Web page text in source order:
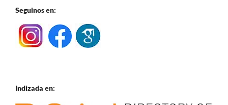
Seguinos en:
Indizada en: